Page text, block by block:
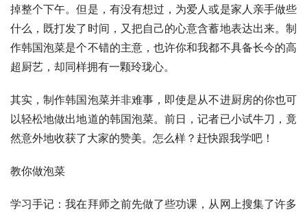
掉整个下午。但是，有没有想过，为爱人或是家人亲手做些
什么，既打发了时间，又把自己的心意含蓄地表达出来。制
作韩国泡菜是个不错的主意，也许你和我都不具备长今的高
超厨艺，却同样拥有一颗玲珑心。
其实，制作韩国泡菜并非难事，即使是从不进厨房的你也可
以轻松地做出地道的韩国泡菜。前日，记者已小试牛刀，竟
然意外地收获了大家的赞美。怎么样？赶快跟我学吧！
教你做泡菜
学习手记：我在拜师之前先做了些功课，从网上搜集了许多